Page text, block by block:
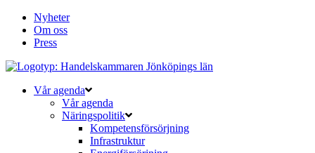
Nyheter
Om oss
Press
Vår agenda
Vår agenda
Näringspolitik
Kompetensförsörjning
Infrastruktur